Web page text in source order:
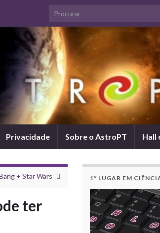
Search for:
Privacidade Sobre o AstroPT Hall
+ Star Wars
ter
1º LUGAR EM